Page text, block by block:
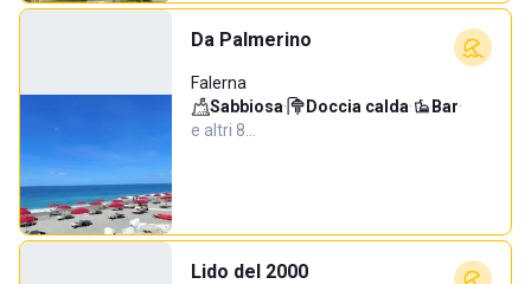
Da Palmerino
Falerna
Sabbiosa· Doccia calda· Bar·
e altri 8…
Lido del 2000